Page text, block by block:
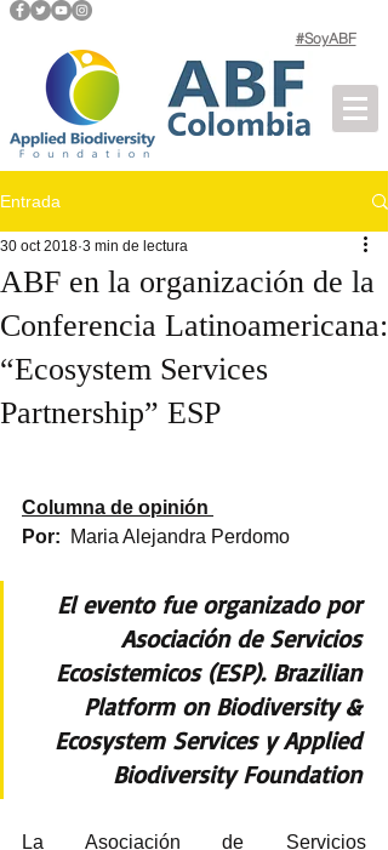
#SoyABF
Entrada
ABF en la organización de la
Conferencia Latinoamericana:
“Ecosystem Services
Partnership” ESP
30 oct 2018 3 min de lectura
Columna de opinión
Por:
  Maria Alejandra Perdomo
El evento fue organizado por
Asociación de Servicios
Ecosistemicos (ESP). Brazilian
Platform on Biodiversity &
Ecosystem Services y Applied
Biodiversity Foundation
La Asociación de Servicios